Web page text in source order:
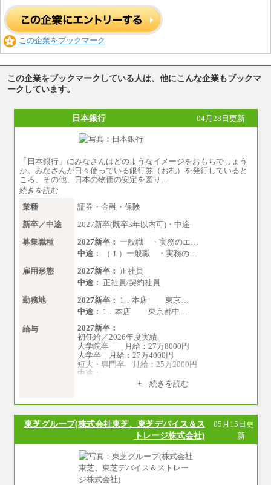
この企業をブックマーク
この企業をブックマークしている人は、他にこんな企業もブックマ
ークしています。
日本銀行 04月28日更新
「日本銀行」にみなさんはどのようなイメージをおもちでしょう
か。みなさんが日々使っている銀行券（お札）を発行していると
ころ、その他、日本の物価の安定を図り…
続きを読む
業種
証券・金融・保険
新卒／中途
2027新卒(既卒3年以内可)・中途
募集職種
2027新卒： 一般職 ・実務のエ…
中途：
（１）一般職 ・実務の…
雇用形態
2027新卒： 正社員
中途： 正社員/契約社員
勤務地
2027新卒： 1．本店 東京…
中途： 1．本店 東京都中…
給与
2027新卒：
初任給／2026年度実績
大学院卒 月給：27万8000円
大学卒 月給：27万4000円
短大・専門卒 月給：25万2000円
中途：
（１）（２）共通+ 続きを読む
東芝グループ(株式会社東芝、東芝デバイス＆ス
トレージ株式会社)
05月15日更
新